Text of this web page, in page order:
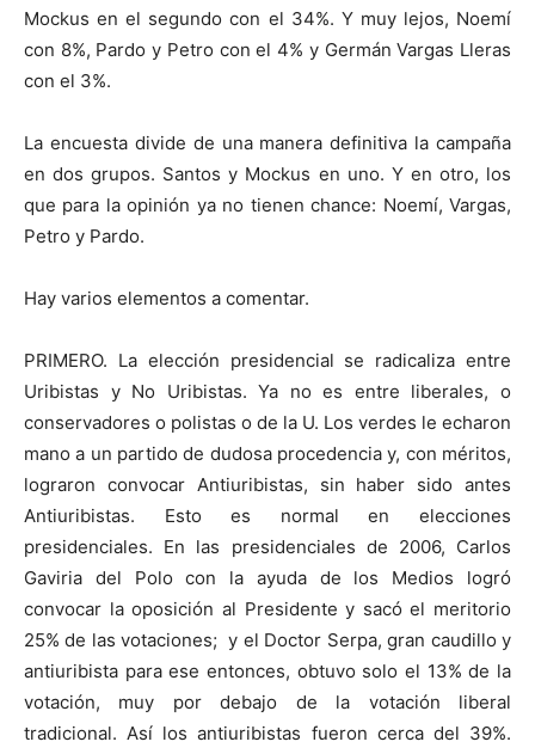
Mockus en el segundo con el 34%. Y muy lejos, Noemí
con 8%, Pardo y Petro con el 4% y Germán Vargas Lleras
con el 3%.
La encuesta divide de una manera definitiva la campaña
en dos grupos. Santos y Mockus en uno. Y en otro, los
que para la opinión ya no tienen chance: Noemí, Vargas,
Petro y Pardo.
Hay varios elementos a comentar.
PRIMERO. La elección presidencial se radicaliza entre
Uribistas y No Uribistas. Ya no es entre liberales, o
conservadores o polistas o de la U. Los verdes le echaron
mano a un partido de dudosa procedencia y, con méritos,
lograron convocar Antiuribistas, sin haber sido antes
Antiuribistas. Esto es normal en elecciones
presidenciales. En las presidenciales de 2006, Carlos
Gaviria del Polo con la ayuda de los Medios logró
convocar la oposición al Presidente y sacó el meritorio
25% de las votaciones; y el Doctor Serpa, gran caudillo y
antiuribista para ese entonces, obtuvo solo el 13% de la
votación, muy por debajo de la votación liberal
tradicional. Así los antiuribistas fueron cerca del 39%.